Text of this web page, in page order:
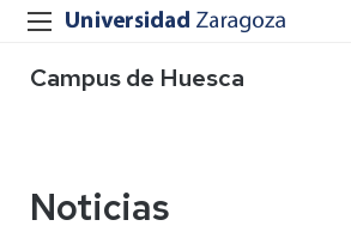
Campus de Huesca
Noticias